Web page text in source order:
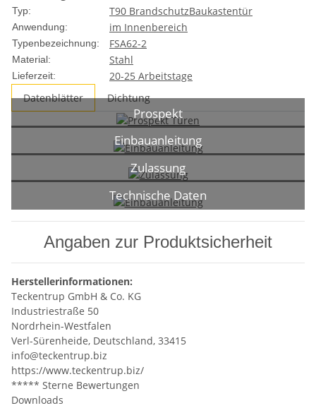
Typ: T90 BrandschutzBaukastentür
Anwendung: im Innenbereich
Typenbezeichnung: FSA62-2
Material: Stahl
Lieferzeit:
20-25 Arbeitstage
Datenblätter
Dichtung
Prospekt
Einbauanleitung
Zulassung
Technische Daten
Angaben zur Produktsicherheit
Herstellerinformationen:
Teckentrup GmbH & Co. KG
Industriestraße 50
Nordrhein-Westfalen
Verl-Sürenheide, Deutschland, 33415
info@teckentrup.biz
https://www.teckentrup.biz/
***** Sterne Bewertungen
Downloads